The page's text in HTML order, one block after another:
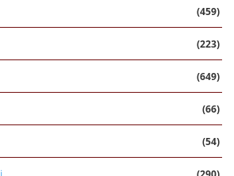
(459)
(223)
(649)
(66)
(54)